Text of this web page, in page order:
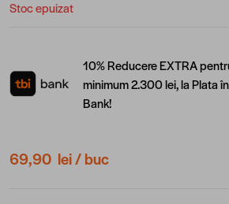
Stoc epuizat
10% Reducere EXTRA
minimum 2.300 lei, la Plata
Bank!
69,90 lei/ buc